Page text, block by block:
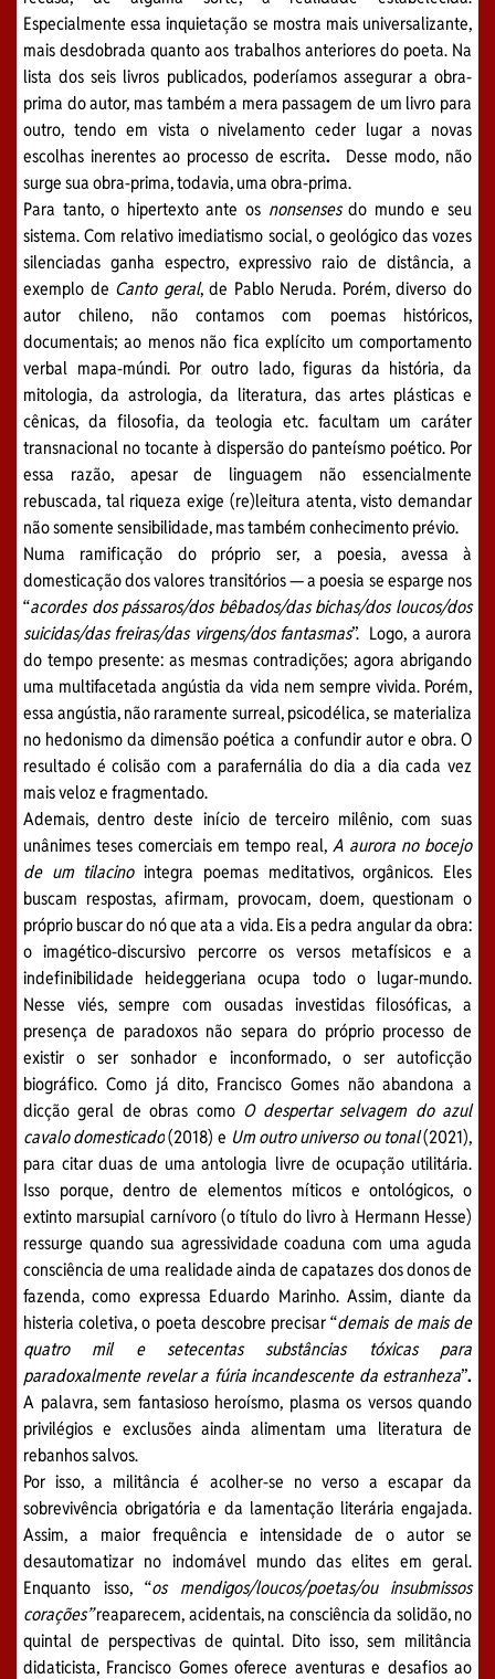
Especialmente essa inquietação se mostra mais universalizante,
mais desdobrada quanto aos trabalhos anteriores do poeta. Na
lista dos seis livros publicados, poderíamos assegurar a obra-
prima do autor, mas também a mera passagem de um livro para
outro, tendo em vista o nivelamento ceder lugar a novas
escolhas inerentes ao processo de escrita.
Desse modo, não
surge sua obra-prima, todavia, uma obra-prima.
Para tanto, o hipertexto ante os nonsensesdo mundo e seu
sistema. Com relativo imediatismo social, o geológico das vozes
silenciadas ganha espectro, expressivo raio de distância, a
exemplo de Canto geral, de Pablo Neruda. Porém, diverso do
autor chileno, não contamos com poemas históricos,
documentais; ao menos não fica explícito um comportamento
verbal mapa-múndi. Por outro lado, figuras da história, da
mitologia, da astrologia, da literatura, das artes plásticas e
cênicas, da filosofia, da teologia etc. facultam um caráter
transnacional no tocante à dispersão do panteísmo poético. Por
essa razão, apesar de linguagem não essencialmente
rebuscada, tal riqueza exige (re)leitura atenta, visto demandar
não somente sensibilidade, mas também conhecimento prévio.
Numa ramificação do próprio ser, a poesia, avessa à
domesticação dos valores transitórios — a poesia se esparge nos
“acordes dos pássaros/dos bêbados/das bichas/dos loucos/dos
suicidas/das freiras/das virgens/dos fantasmas”. Logo, a aurora
do tempo presente: as mesmas contradições; agora abrigando
uma multifacetada angústia da vida nem sempre vivida. Porém,
essa angústia, não raramente surreal, psicodélica, se materializa
no hedonismo da dimensão poética a confundir autor e obra. O
resultado é colisão com a parafernália do dia a dia cada vez
mais veloz e fragmentado.
Ademais, dentro deste início de terceiro milênio, com suas
unânimes teses comerciais em tempo real, A aurora no bocejo
de um tilacinointegra poemas meditativos, orgânicos. Eles
buscam respostas, afirmam, provocam, doem, questionam o
próprio buscar do nó que ata a vida. Eis a pedra angular da obra:
o imagético-discursivo percorre os versos metafísicos e a
indefinibilidade heideggeriana ocupa todo o lugar-mundo.
Nesse viés, sempre com ousadas investidas filosóficas, a
presença de paradoxos não separa do próprio processo de
existir o ser sonhador e inconformado, o ser autoficção
biográfico. Como já dito, Francisco Gomes não abandona a
dicção geral de obras como O despertar selvagem do azul
cavalo domesticado(2018) e Um outro universo ou tonal(2021),
para citar duas de uma antologia livre de ocupação utilitária.
Isso porque, dentro de elementos míticos e ontológicos, o
extinto marsupial carnívoro (o título do livro à Hermann Hesse)
ressurge quando sua agressividade coaduna com uma aguda
consciência de uma realidade ainda de capatazes dos donos de
fazenda, como expressa Eduardo Marinho. Assim, diante da
histeria coletiva, o poeta descobre precisar “demais de mais de
quatro mil e setecentas substâncias tóxicas para
paradoxalmente revelar a fúria incandescente da estranheza”.
A palavra, sem fantasioso heroísmo, plasma os versos quando
privilégios e exclusões ainda alimentam uma literatura de
rebanhos salvos.
Por isso, a militância é acolher-se no verso a escapar da
sobrevivência obrigatória e da lamentação literária engajada.
Assim, a maior frequência e intensidade de o autor se
desautomatizar no indomável mundo das elites em geral.
Enquanto isso, “os mendigos/loucos/poetas/ou insubmissos
corações”reaparecem, acidentais, na consciência da solidão, no
quintal de perspectivas de quintal. Dito isso, sem militância
didaticista, Francisco Gomes oferece aventuras e desafios ao